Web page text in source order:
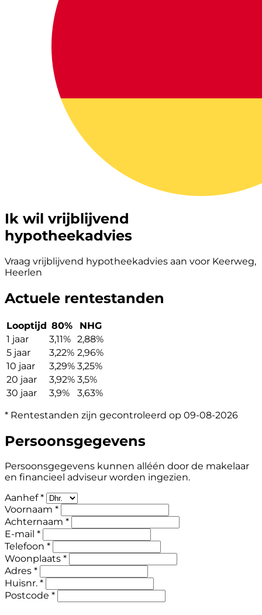
Ik wil vrijblijvend
hypotheekadvies
Vraag vrijblijvend hypotheekadvies aan voor Keerweg,
Heerlen
Actuele rentestanden
Looptijd 80%
NHG
1 jaar
3,11% 2,88%
5 jaar
3,22% 2,96%
10 jaar
3,29% 3,25%
20 jaar
3,92% 3,5%
30 jaar
3,9%
3,63%
* Rentestanden zijn gecontroleerd op 09-08-2026
Persoonsgegevens
Persoonsgegevens kunnen alléén door de makelaar
en financieel adviseur worden ingezien.
Aanhef *
Voornaam *
Achternaam *
E-mail *
Telefoon *
Woonplaats *
Adres *
Huisnr. *
Postcode *